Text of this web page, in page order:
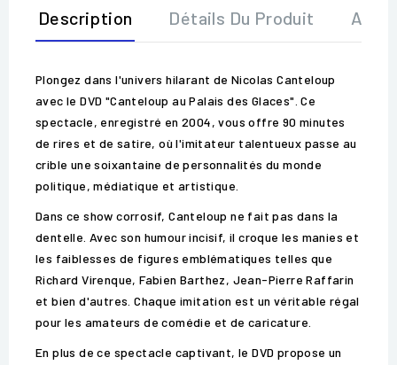
Description Détails Du Produit Avis
Plongez dans l'univers hilarant de Nicolas Canteloup
avec le DVD "Canteloup au Palais des Glaces". Ce
spectacle, enregistré en 2004, vous offre 90 minutes
de rires et de satire, où l'imitateur talentueux passe au
crible une soixantaine de personnalités du monde
politique, médiatique et artistique.
Dans ce show corrosif, Canteloup ne fait pas dans la
dentelle. Avec son humour incisif, il croque les manies et
les faiblesses de figures emblématiques telles que
Richard Virenque, Fabien Barthez, Jean-Pierre Raffarin
et bien d'autres. Chaque imitation est un véritable régal
pour les amateurs de comédie et de caricature.
En plus de ce spectacle captivant, le DVD propose un